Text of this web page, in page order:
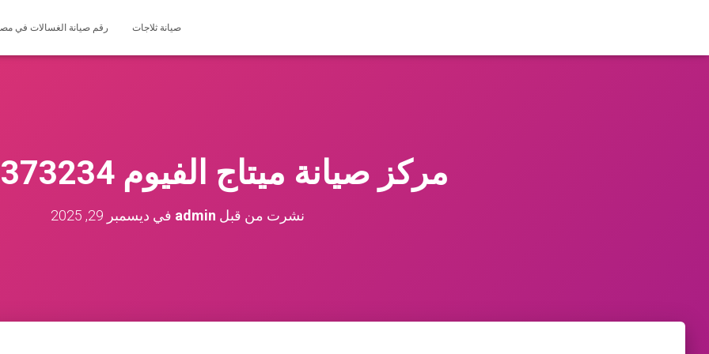
صيانة ثلاجات رقم صيانة الغسالات في مصر
مركز صيانة ميتاج الفيوم 01200373234
نشرت من قبل admin في ديسمبر 29, 2025